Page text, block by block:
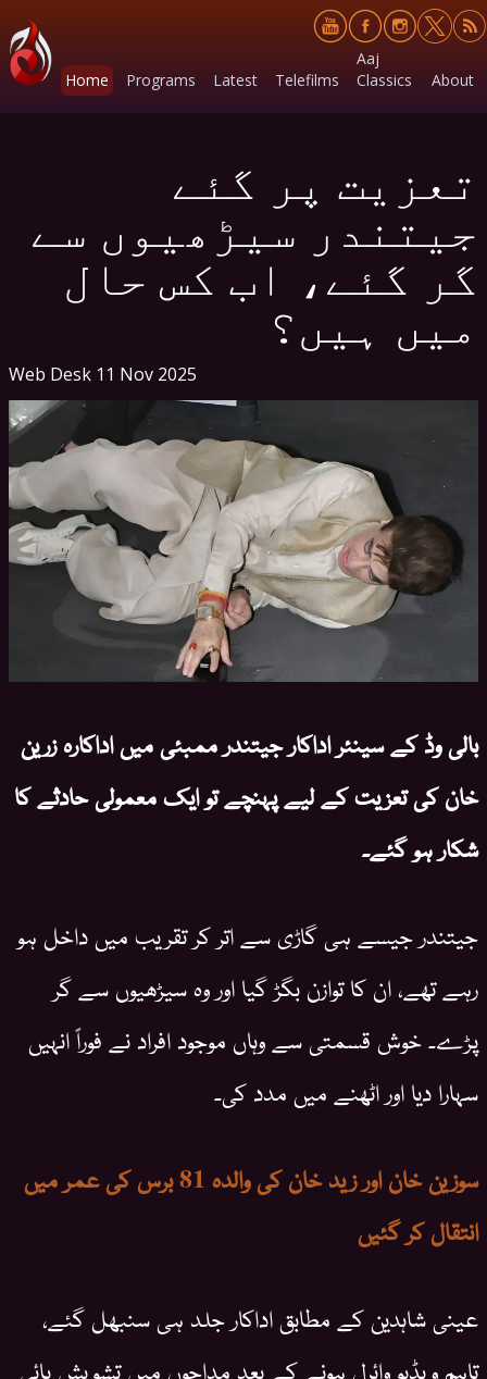
Home Programs Latest Telefilms
Aaj
Classics
About
تعزیت پر گئے
جیتندر سیڑھیوں سے
گر گئے، اب کس حال
میں ہیں؟
Web Desk 11 Nov 2025
بالی وڈ کے سینئر اداکار جیتندر ممبئی میں اداکارہ زرین
خان کی تعزیت کے لیے پہنچے تو ایک معمولی حادثے کا
شکار ہو گئے۔
جیتندر جیسے ہی گاڑی سے اتر کر تقریب میں داخل ہو
رہے تھے، ان کا توازن بگڑ گیا اور وہ سیڑھیوں سے گر
پڑے۔ خوش قسمتی سے وہاں موجود افراد نے فوراً انہیں
سہارا دیا اور اٹھنے میں مدد کی۔
سوزین خان اور زید خان کی والدہ 81 برس کی عمر میں
انتقال کر گئیں
عینی شاہدین کے مطابق اداکار جلد ہی سنبھل گئے،
تاہم ویڈیو وائرل ہونے کے بعد مداحوں میں تشویش پائی